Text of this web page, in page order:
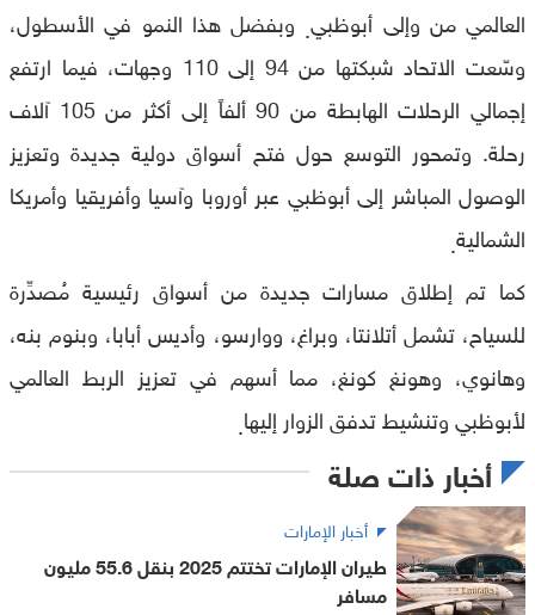
العالمي من وإلى أبوظبي. وبفضل هذا النمو في الأسطول،
وسّعت الاتحاد شبكتها من 94 إلى 110 وجهات، فيما ارتفع
إجمالي الرحلات الهابطة من 90 ألفاً إلى أكثر من 105 آلاف
رحلة. وتمحور التوسع حول فتح أسواق دولية جديدة وتعزيز
الوصول المباشر إلى أبوظبي عبر أوروبا وآسيا وأفريقيا وأمريكا
الشمالية.
كما تم إطلاق مسارات جديدة من أسواق رئيسية مُصدِّرة
للسياح، تشمل أتلانتا، وبراغ، ووارسو، وأديس أبابا، وبنوم بنه،
وهانوي، وهونغ كونغ، مما أسهم في تعزيز الربط العالمي
لأبوظبي وتنشيط تدفق الزوار إليها.
أخبار ذات صلة
أخبار الإمارات
طيران الإمارات تختتم 2025 بنقل 55.6 مليون
مسافر